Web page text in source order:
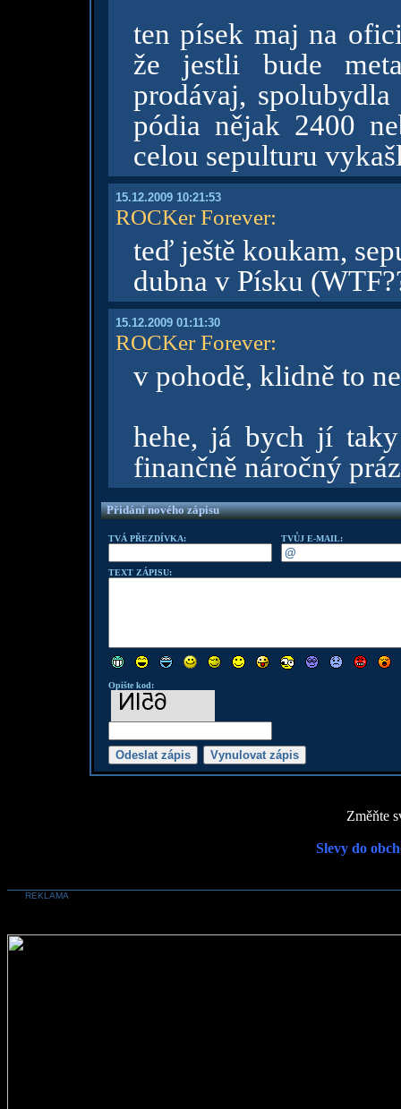
ten písek maj na
že jestli bude
prodávaj,
pódia nějak 2400
celou sepulturu
15.12.2009 10:21:53
ROCKer Forever:
teď ještě koukam,
dubna v Písku
15.12.2009 01:11:30
ROCKer Forever:
v pohodě, klidně to
hehe, já bych jí
finančně náročný
Přidání nového zápisu
TVÁ PŘEZDÍVKA: TVŮJ E-MAIL:
TEXT ZÁPISU:
Opište kod:
Změňte
Slevy do
REKLAMA